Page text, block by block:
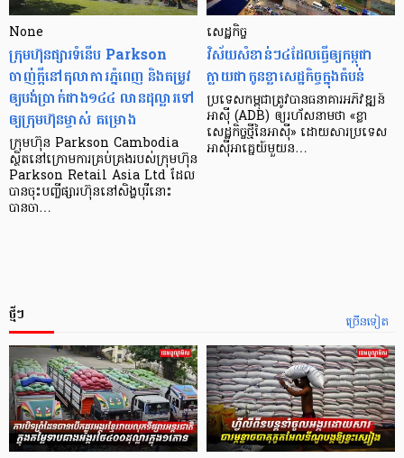
None
ក្រុមហ៊ុនផ្សារទំនើប Parkson
ចាញ់ក្ដីនៅតុលាការភ្នំពេញ និងតម្រូវ
ឲ្យបង់ប្រាក់ជាង១៤៤ លានដុល្លារទៅ
ឲ្យក្រុមហ៊ុនម្ចាស់ គម្រោង
ក្រុមហ៊ុន Parkson Cambodia
ស្ថិតនៅក្រោមការគ្រប់គ្រងរបស់ក្រុមហ៊ុន
Parkson Retail Asia Ltd ដែល
បានចុះបញ្ចីផ្សារហ៊ុននៅសិង្ហបុរីនោះ
បានចា…
សេដ្ឋកិច្ច​
វិស័យ​សំខាន់ៗ​៤​ដែល​ធ្វើ​ឲ្យ​កម្ពុជា​
ក្លាយ​ជា​កូន​ខ្លា​សេដ្ឋកិច្ច​ក្នុង​តំបន់
ប្រទេស​កម្ពុជា​ត្រូវ​បាន​ធនាគារ​អភិវឌ្ឍន៍​
អាស៊ី (ADB) ឲ្យ​រហ័ស​នាមថា «ខ្លា​
សេដ្ឋកិច្ច​ថ្មី​នៃ​អាស៊ី» ដោយសារ​ប្រទេស​
អាស៊ី​អាគ្នេយ៍​មួយ​ន…
ច្រើនទៀត
ថ្មីៗ